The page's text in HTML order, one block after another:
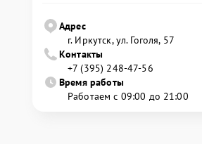
Адрес
г. Иркутск, ул. ​Гоголя, 57
Контакты
+7 (395) 248-47-56
Время работы
Работаем с 09:00 до 21:00